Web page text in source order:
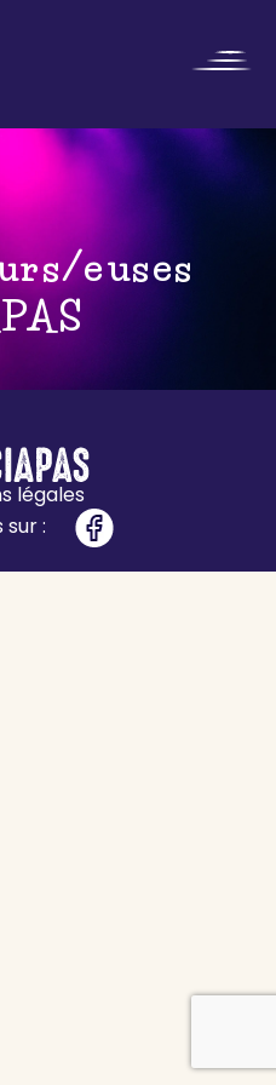
euses
légales
sur :